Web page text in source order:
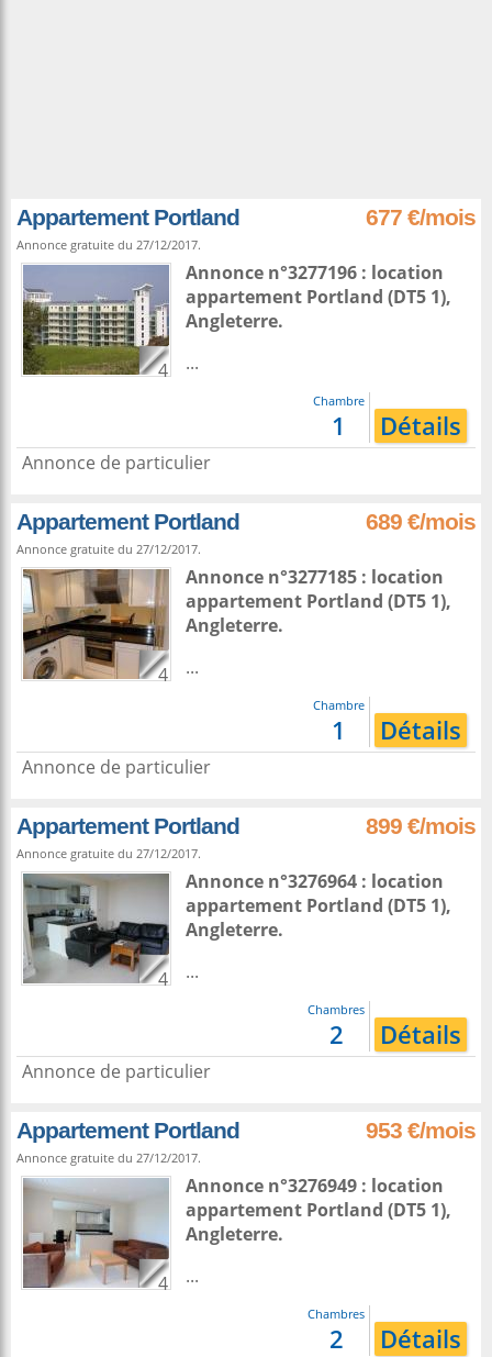
Appartement Portland 677 €/mois
Annonce gratuite du 27/12/2017.
4
Annonce n°3277196 : location
appartement Portland (DT5 1),
Angleterre.
...
Chambre
1 Détails
Annonce de particulier
Appartement Portland 689 €/mois
Annonce gratuite du 27/12/2017.
4
Annonce n°3277185 : location
appartement Portland (DT5 1),
Angleterre.
...
Chambre
1 Détails
Annonce de particulier
Appartement Portland 899 €/mois
Annonce gratuite du 27/12/2017.
4
Annonce n°3276964 : location
appartement Portland (DT5 1),
Angleterre.
...
Chambres
2 Détails
Annonce de particulier
Appartement Portland 953 €/mois
Annonce gratuite du 27/12/2017.
4
Annonce n°3276949 : location
appartement Portland (DT5 1),
Angleterre.
...
Chambres
2 Détails